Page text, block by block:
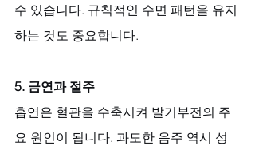
수 있습니다. 규칙적인 수면 패턴을 유지
하는 것도 중요합니다.
5. 금연과 절주
흡연은 혈관을 수축시켜 발기부전의 주
요 원인이 됩니다. 과도한 음주 역시 성